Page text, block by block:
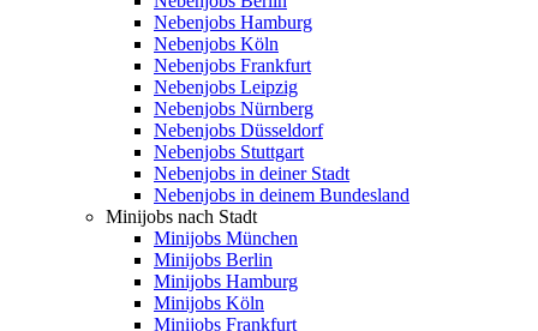
Nebenjobs Hamburg
Nebenjobs Köln
Nebenjobs Frankfurt
Nebenjobs Leipzig
Nebenjobs Nürnberg
Nebenjobs Düsseldorf
Nebenjobs Stuttgart
Nebenjobs in deiner Stadt
Nebenjobs in deinem Bundesland
Minijobs nach Stadt
Minijobs München
Minijobs Berlin
Minijobs Hamburg
Minijobs Köln
Minijobs Frankfurt